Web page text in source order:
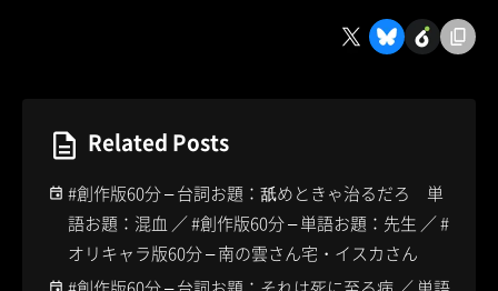
Related Posts
#創作版60分 – 台詞お題：舐めときゃ治るだろ 単
語お題：混血 ／ #創作版60分 – 単語お題：先生 ／ #
オリキャラ版60分 – 南の雲さん宅・イスカさん